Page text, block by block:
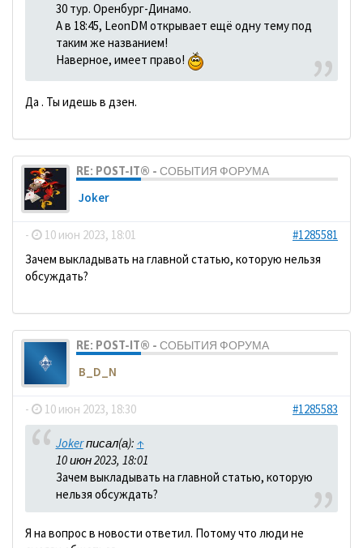
30 тур. Оренбург-Динамо.
А в 18:45, LeonDM открывает ещё одну тему под
таким же названием!
Наверное, имеет право!
Да . Ты идешь в дзен.
RE: POST-IT® - СОБЫТИЯ ФОРУМА
Joker
- 10 июн 2023, 18:01
#1285581
Зачем выкладывать на главной статью, которую нельзя
обсуждать?
RE: POST-IT® - СОБЫТИЯ ФОРУМА
B_D_N
- 10 июн 2023, 18:30 #1285583
Jokerписал(а): ↑
10 июн 2023, 18:01
Зачем выкладывать на главной статью, которую
нельзя обсуждать?
Я на вопрос в новости ответил. Потому что люди не